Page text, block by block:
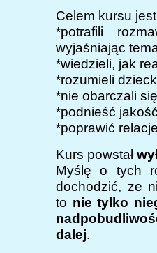
Celem kursu
*potrafili
wyjaśniając
*wiedzieli, jak
*rozumieli
*nie obarczali
*podnieść
*poprawić
Kurs powstał
Myślę o tych
dochodzić, ze
to nie tylko
dalej.